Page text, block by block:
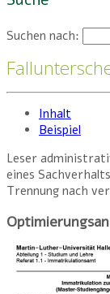
Suchen nach:
Inhalt
Beispiel
Leser
eines
Trennung nach